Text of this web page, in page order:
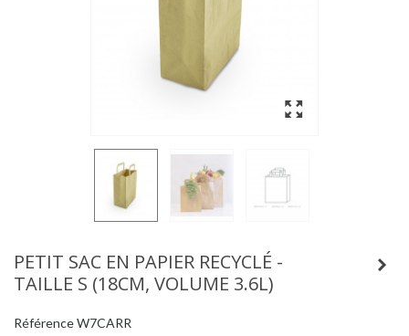
PETIT SAC EN PAPIER RECYCLÉ -
TAILLE S (18CM, VOLUME 3.6L)
RéférenceW7CARR